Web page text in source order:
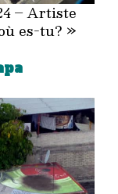
– Artiste
es-tu? »